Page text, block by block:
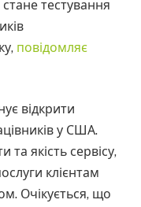
тестування
повідомляє
відкрити
у США.
та якість сервісу,
клієнтам
Очікується, що